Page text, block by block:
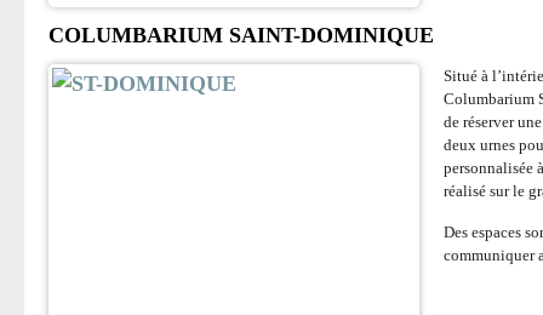
COLUMBARIUM SAINT-DOMINIQUE
Situé à
Columbarium
de réserver
deux urnes
personnalisée
réalisé sur le
Des espaces
communiquer